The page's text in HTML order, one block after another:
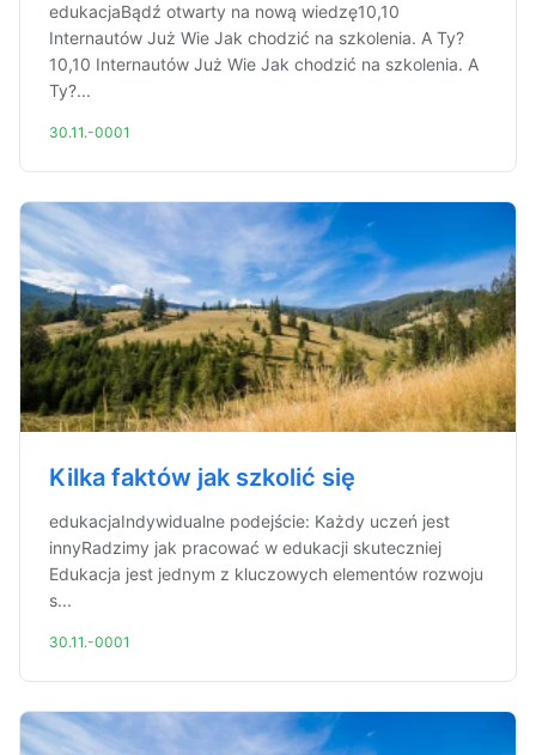
edukacjaBądź otwarty na nową wiedzę10,10
Internautów Już Wie Jak chodzić na szkolenia. A Ty?
10,10 Internautów Już Wie Jak chodzić na szkolenia. A
Ty?...
30.11.-0001
Kilka faktów jak szkolić się
edukacjaIndywidualne podejście: Każdy uczeń jest
innyRadzimy jak pracować w edukacji skuteczniej
Edukacja jest jednym z kluczowych elementów rozwoju
s...
30.11.-0001